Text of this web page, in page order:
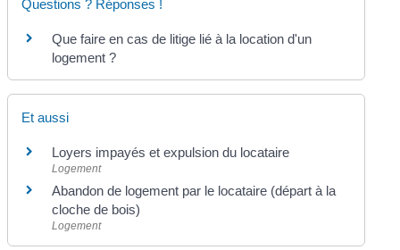
Questions ? Réponses !
Que faire en cas de litige lié à la location d'un
logement ?
Et aussi
Loyers impayés et expulsion du locataire
Logement
Abandon de logement par le locataire (départ à la
cloche de bois)
Logement